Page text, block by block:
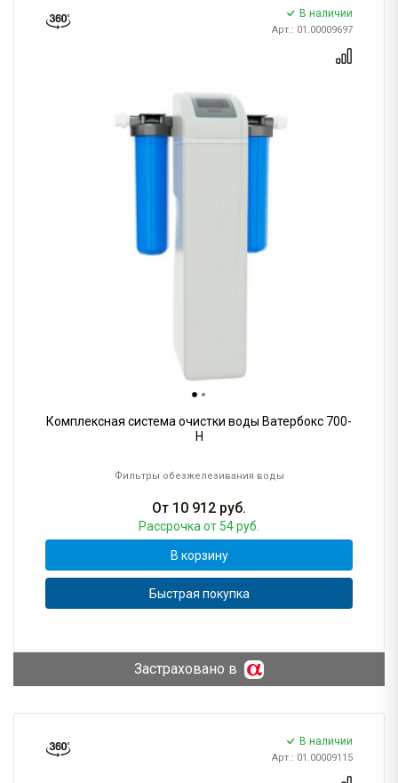
В наличии
Арт.: 01.00009697
Комплексная система очистки воды Ватербокс 700-
H
Фильтры обезжелезивания воды
От 10 912 руб.
Рассрочка от 54 руб.
В корзину
Быстрая покупка
Застраховано в
В наличии
Арт.: 01.00009115